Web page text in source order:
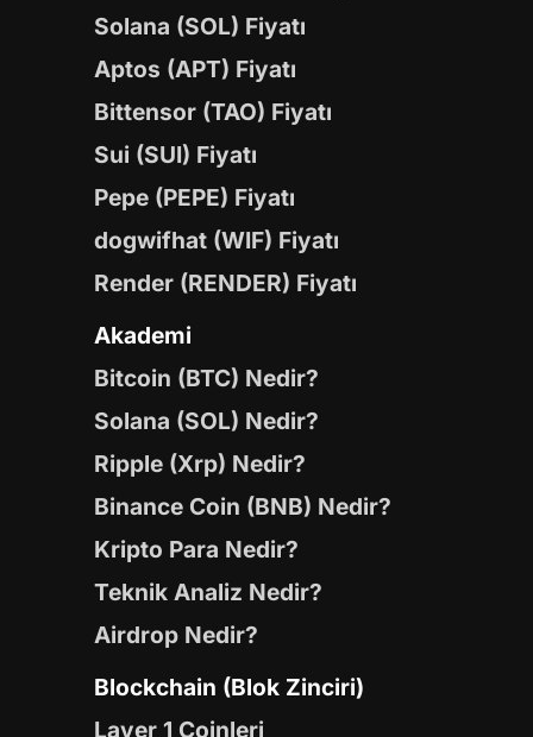
Solana (SOL) Fiyatı
Aptos (APT) Fiyatı
Bittensor (TAO) Fiyatı
Sui (SUI) Fiyatı
Pepe (PEPE) Fiyatı
dogwifhat (WIF) Fiyatı
Render (RENDER) Fiyatı
Akademi
Bitcoin (BTC) Nedir?
Solana (SOL) Nedir?
Ripple (Xrp) Nedir?
Binance Coin (BNB) Nedir?
Kripto Para Nedir?
Teknik Analiz Nedir?
Airdrop Nedir?
Blockchain (Blok Zinciri)
Layer 1 Coinleri